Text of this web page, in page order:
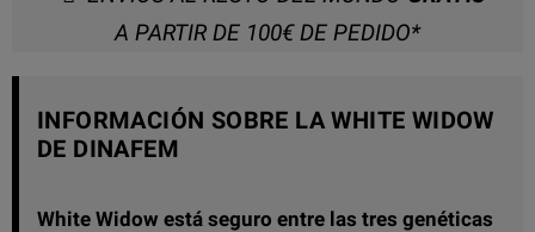
A PARTIR DE 100€ DE PEDIDO*
INFORMACIÓN SOBRE LA WHITE WIDOW
DE DINAFEM
White Widow está seguro entre las tres genéticas